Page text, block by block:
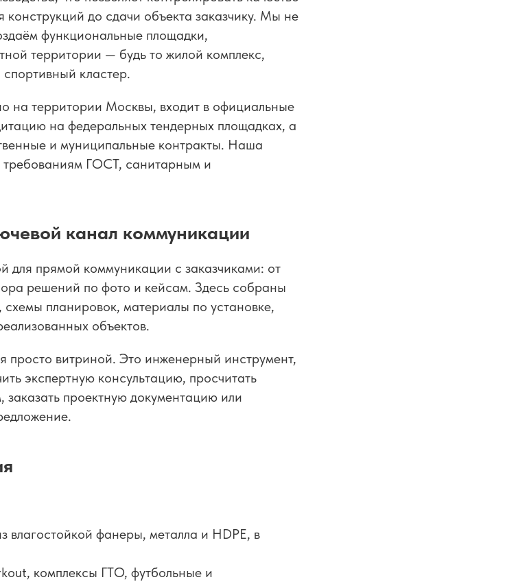
до сдачи объекта заказчику. Мы не
функциональные площадки,
территории — будь то жилой комплекс,
кластер.
на территории Москвы, входит в официальные
на федеральных тендерных площадках, а
и муниципальные контракты. Наша
требованиям ГОСТ, санитарным и
канал коммуникации
для прямой коммуникации с заказчиками: от
решений по фото и кейсам. Здесь собраны
планировок, материалы по установке,
объектов.
просто витриной. Это инженерный инструмент,
экспертную консультацию, просчитать
проектную документацию или
влагостойкой фанеры, металла и HDPE, в
комплексы ГТО, футбольные и